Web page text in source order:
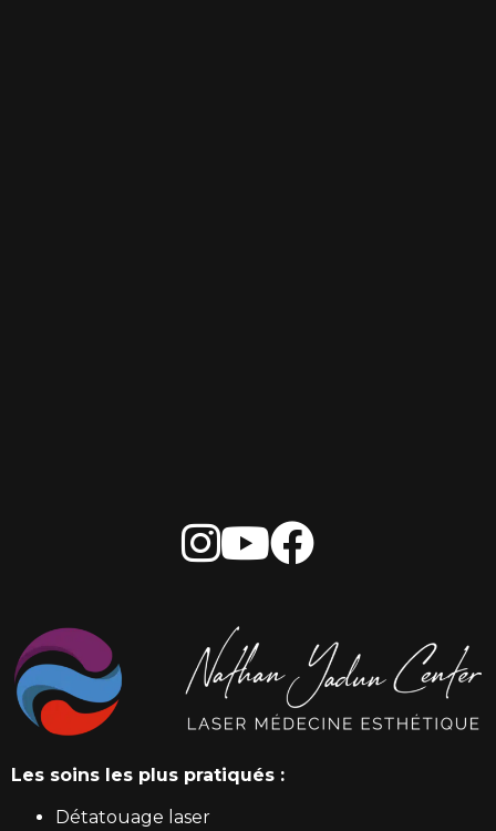
Les soins les plus pratiqués :
Détatouage laser